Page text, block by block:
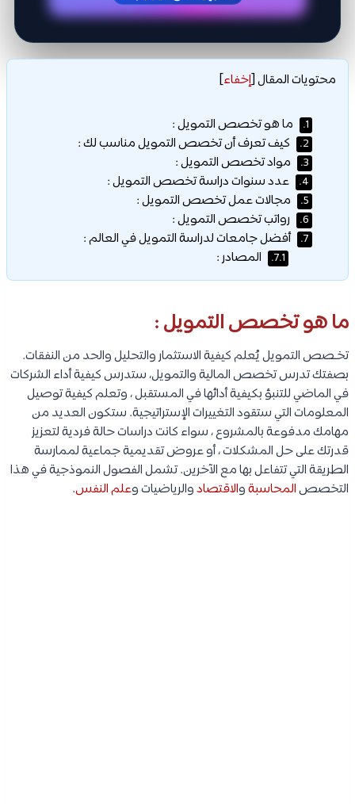
محتويات المقال[إخفاء]
1. ما هو تخصص التمويل :
2. كيف تعرف أن تخصص التمويل مناسب لك :
3. مواد تخصص التمويل :
4. عدد سنوات دراسة تخصص التمويل :
5. مجالات عمل تخصص التمويل :
6. رواتب تخصص التمويل :
7. أفضل جامعات لدراسة التمويل في العالم :
7.1. المصادر :
ما هو تخصص التمويل :
تخـصص التمويل يُعلم كيفية الاستثمار والتحليل والحد من النفقات.
بصفتك تدرس تخصص المالية والتمويل، ستدرس كيفية أداء الشركات
في الماضي للتنبؤ بكيفية أدائها في المستقبل ، وتعلم كيفية توصيل
المعلومات التي ستقود التغييرات الإستراتيجية. ستكون العديد من
مهامك مدفوعة بالمشروع ، سواء كانت دراسات حالة فردية لتعزيز
قدرتك على حل المشكلات ، أو عروض تقديمية جماعية لممارسة
الطريقة التي تتفاعل بها مع الآخرين. تشمل الفصول النموذجية في هذا
التخصصالمحاسبةوالاقتصادوالرياضيات وعلم النفس.